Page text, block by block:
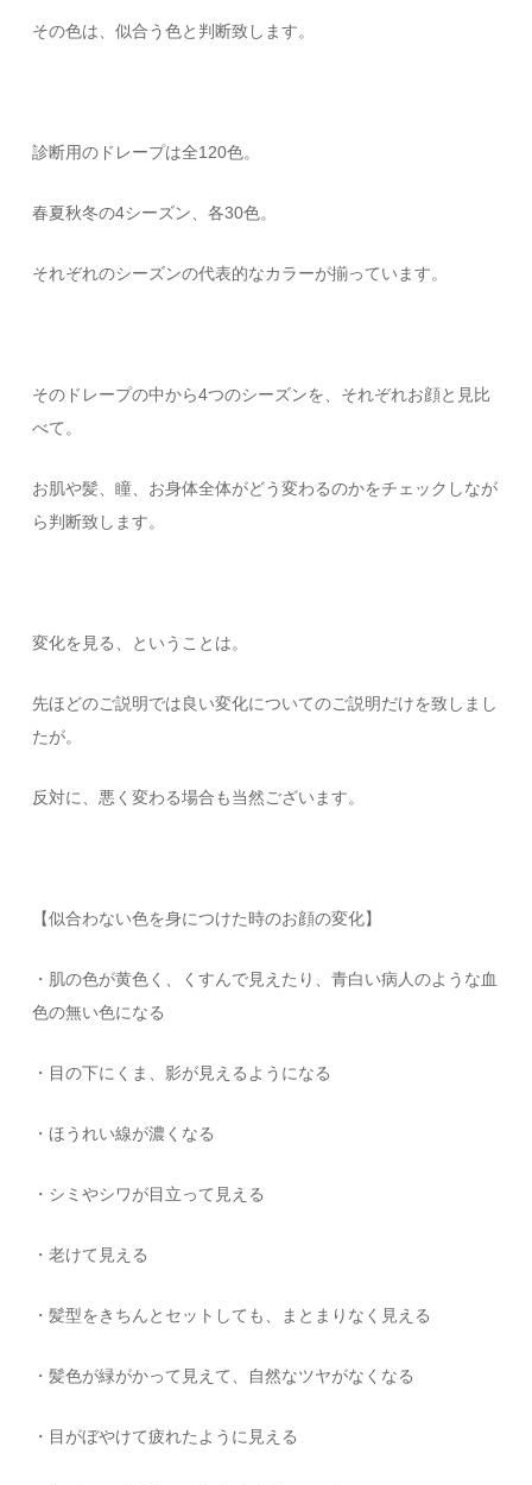
その色は、似合う色と判断致します。
診断用のドレープは全120色。
春夏秋冬の4シーズン、各30色。
それぞれのシーズンの代表的なカラーが揃っています。
そのドレープの中から4つのシーズンを、それぞれお顔と見比
べて。
お肌や髪、瞳、お身体全体がどう変わるのかをチェックしなが
ら判断致します。
変化を見る、ということは。
先ほどのご説明では良い変化についてのご説明だけを致しまし
たが。
反対に、悪く変わる場合も当然ございます。
【似合わない色を身につけた時のお顔の変化】
・肌の色が黄色く、くすんで見えたり、青白い病人のような血
色の無い色になる
・目の下にくま、影が見えるようになる
・ほうれい線が濃くなる
・シミやシワが目立って見える
・老けて見える
・髪型をきちんとセットしても、まとまりなく見える
・髪色が緑がかって見えて、自然なツヤがなくなる
・目がぼやけて疲れたように見える